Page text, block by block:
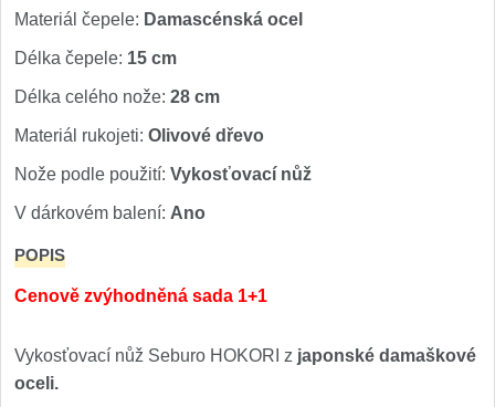
Materiál čepele: Damascénská ocel
Délka čepele: 15 cm
Délka celého nože: 28 cm
Materiál rukojeti: Olivové dřevo
Nože podle použití: Vykosťovací nůž
V dárkovém balení: Ano
POPIS
Cenově zvýhodněná sada 1+1
Vykosťovací nůž Seburo HOKORI z japonské damaškové
oceli.